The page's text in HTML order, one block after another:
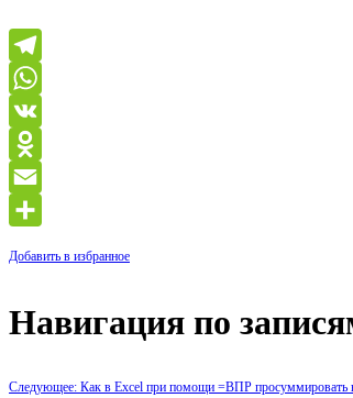
Telegram
WhatsApp
VK
Odnoklassniki
Email
Добавить в избранное
Навигация по
Следующее: Как в Excel при помощи =ВПР просуммировать